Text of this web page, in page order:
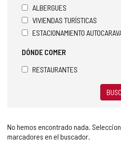
ALBERGUES
VIVIENDAS TURÍSTICAS
ESTACIONAMIENTO
DÓNDE COMER
RESTAURANTES
No hemos encontrado nada.
marcadores en el buscador.